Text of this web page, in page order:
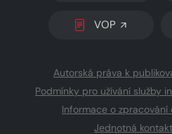
VOP
Autorská práva k
Podmínky pro užívání služby
Informace o zpracování
Jednotná